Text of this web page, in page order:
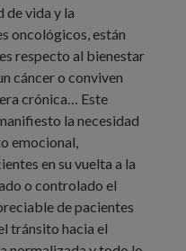
de vida y la
oncológicos, están
respecto al bienestar
cáncer o conviven
crónica… Este
la necesidad
emocional,
en su vuelta a la
o controlado el
de pacientes
tránsito hacia el